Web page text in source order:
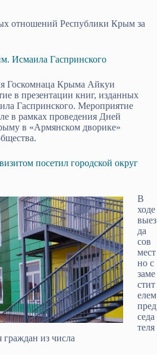
отношений Республики Крым за
Исмаила Гаспринского
Госкомнаца Крыма Айкуи
в презентации книг, изданных
Гаспринского. Мероприятие
в рамках проведения Дней
в «Армянском дворике»
посетил городской округ
В
ходе
выез
да
сов
мест
но с
заме
стит
елем
пред
седа
теля
из числа